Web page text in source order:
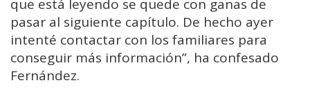
que está leyendo se quede con ganas de
pasar al siguiente capítulo. De hecho ayer
intenté contactar con los familiares para
conseguir más información”, ha confesado
Fernández.